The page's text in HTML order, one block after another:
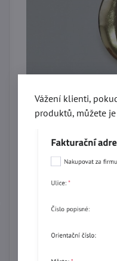
Vážení klienti,
produktů, můžete